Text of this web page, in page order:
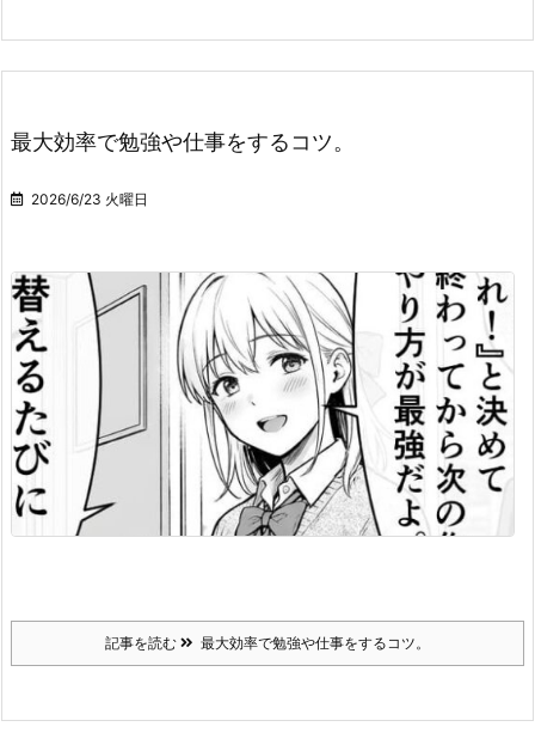
最大効率で勉強や仕事をするコツ。
2026/6/23 火曜日
記事を読む 最大効率で勉強や仕事をするコツ。